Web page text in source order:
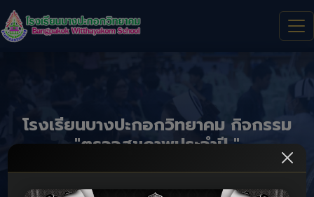
โรงเรียนบางปะกอกวิทยาคม กิจกรรม
"ตรวจสุขภาพประจำปี "
โรงเรียนบางปะกอกวิทยาคม กิจกรรม "ตรวจสุขภาพประจำปี " ของ
ครู บุคลากร และ นักเรียน ประจำปีการศึกษา 2567